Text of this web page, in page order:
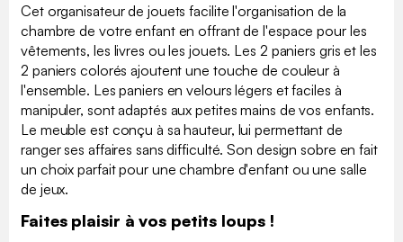
Cet organisateur de jouets facilite l'organisation de la
chambre de votre enfant en offrant de l'espace pour les
vêtements, les livres ou les jouets. Les 2 paniers gris et les
2 paniers colorés ajoutent une touche de couleur à
l'ensemble. Les paniers en velours légers et faciles à
manipuler, sont adaptés aux petites mains de vos enfants.
Le meuble est conçu à sa hauteur, lui permettant de
ranger ses affaires sans difficulté. Son design sobre en fait
un choix parfait pour une chambre d'enfant ou une salle
de jeux.
Faites plaisir à vos petits loups !